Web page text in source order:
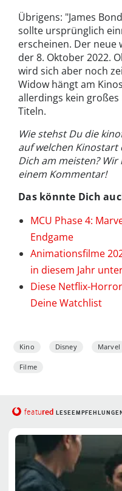
Übrigens: "James
sollte ursprünglich
erscheinen. Der
der 8. Oktober 2022.
wird sich aber noch
Widow hängt am
allerdings kein
Titeln.
Wie stehst Du die
auf welchen Kinostart
Dich am meisten?
einem Kommentar!
Das könnte Dich
MCU Phase 4:
Endgame
Animationsfilme
in diesem Jahr
Diese Netflix-
Deine Watchlist
Kino Disney Marvel
Filme
featured